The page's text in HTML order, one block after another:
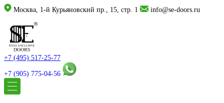
Москва, 1-й Курьяновский пр., 15, стр. 1 info@se-doors.ru
+7 (495) 517-25-77
+7 (905) 775-04-56